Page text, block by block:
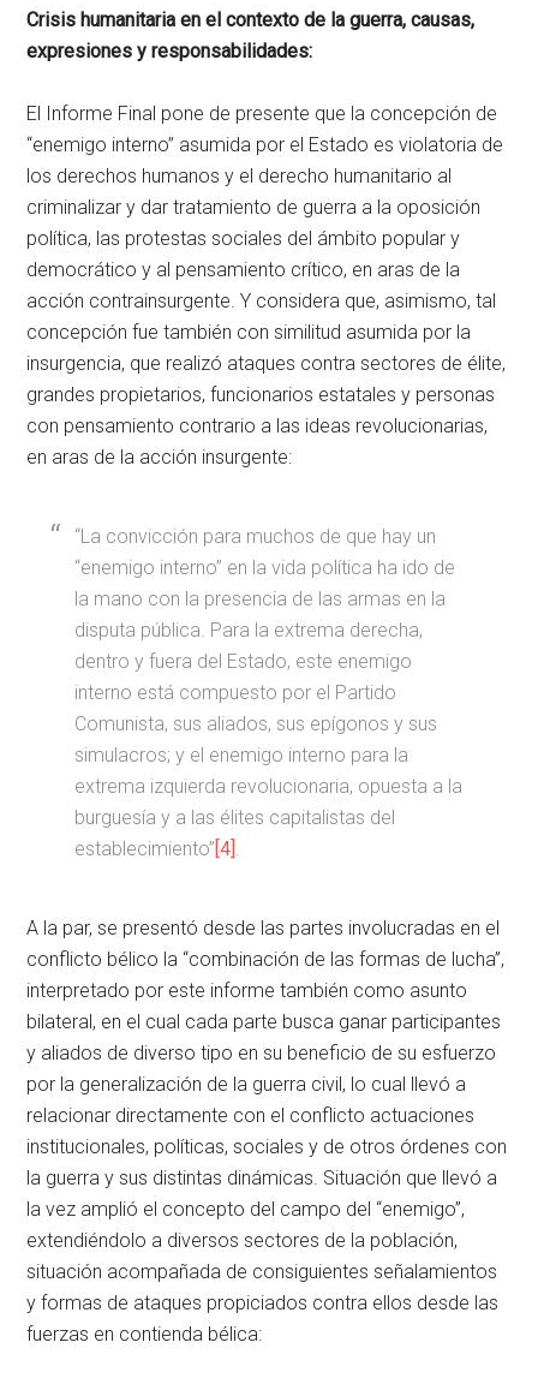
Crisis humanitaria en el contexto de la guerra, causas,
expresiones y responsabilidades:
El Informe Final pone de presente que la concepción de
“enemigo interno” asumida por el Estado es violatoria de
los derechos humanos y el derecho humanitario al
criminalizar y dar tratamiento de guerra a la oposición
política, las protestas sociales del ámbito popular y
democrático y al pensamiento crítico, en aras de la
acción contrainsurgente. Y considera que, asimismo, tal
concepción fue también con similitud asumida por la
insurgencia, que realizó ataques contra sectores de élite,
grandes propietarios, funcionarios estatales y personas
con pensamiento contrario a las ideas revolucionarias,
en aras de la acción insurgente:
“La convicción para muchos de que hay un
“enemigo interno” en la vida política ha ido de
la mano con la presencia de las armas en la
disputa pública. Para la extrema derecha,
dentro y fuera del Estado, este enemigo
interno está compuesto por el Partido
Comunista, sus aliados, sus epígonos y sus
simulacros; y el enemigo interno para la
extrema izquierda revolucionaria, opuesta a la
burguesía y a las élites capitalistas del
establecimiento”[4]
A la par, se presentó desde las partes involucradas en el
conflicto bélico la “combinación de las formas de lucha”,
interpretado por este informe también como asunto
bilateral, en el cual cada parte busca ganar participantes
y aliados de diverso tipo en su beneficio de su esfuerzo
por la generalización de la guerra civil, lo cual llevó a
relacionar directamente con el conflicto actuaciones
institucionales, políticas, sociales y de otros órdenes con
la guerra y sus distintas dinámicas. Situación que llevó a
la vez amplió el concepto del campo del “enemigo”,
extendiéndolo a diversos sectores de la población,
situación acompañada de consiguientes señalamientos
y formas de ataques propiciados contra ellos desde las
fuerzas en contienda bélica: